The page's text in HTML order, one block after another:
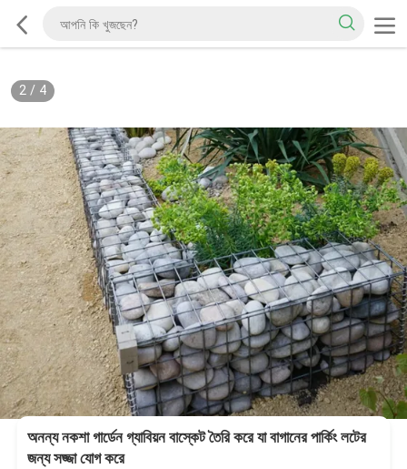
2/ 4
অনন্য নকশা গার্ডেন গ্যাবিয়ন বাস্কেট তৈরি করে যা বাগানের পার্কিং লটের
জন্য সজ্জা যোগ করে